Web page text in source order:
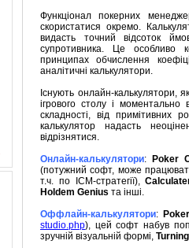
Функціонал покерних
скористатися окремо.
видасть точний відсоток
супротивника. Це особливо
принципах обчислення
аналітичні калькулятори.
Існують онлайн-калькулятори,
ігрового столу і
складності, від примітивних
калькулятор надасть
відрізнятися.
Онлайн-калькулятори:
Poker
(потужний софт, може
т.ч. по ICM-стратегії),
Holdem Genius та інші.
Оффлайн-калькулятори:
studio.php), цей софт набув
зручній візуальній формі,